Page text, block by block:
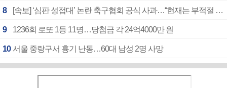
8 [속보] ‘심판 성접대’ 논란 축구협회 공식 사과…“현재는 부적절 행위 없어”
9 1236회 로또 1등 11명…당첨금 각 24억4000만 원
10 서울 중랑구서 흉기 난동…60대 남성 2명 사망